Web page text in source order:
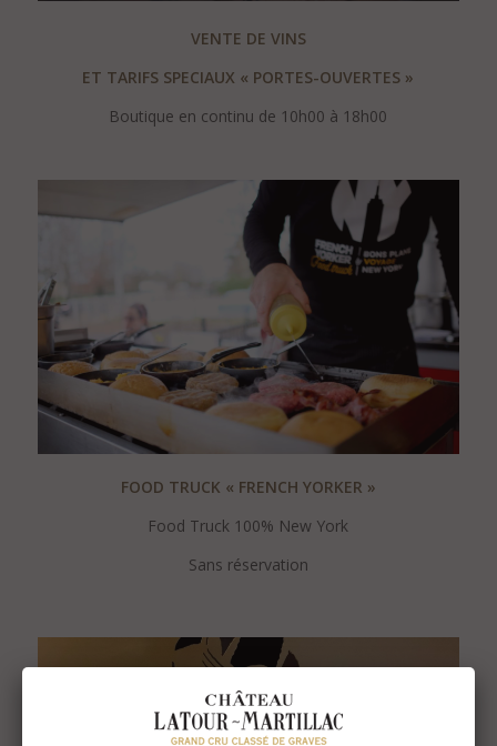
VENTE DE VINS
ET TARIFS SPECIAUX « PORTES-OUVERTES »
Boutique en continu de 10h00 à 18h00
FOOD TRUCK « FRENCH YORKER »
Food Truck 100% New York
Sans réservation